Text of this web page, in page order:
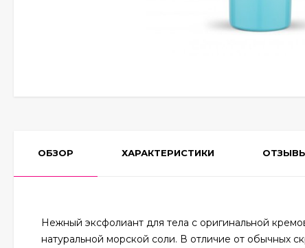
ОБЗОР ХАРАКТЕРИСТИКИ
Нежный эксфолиант для тела с оригинальной
натуральной морской соли. В отличие от обычных